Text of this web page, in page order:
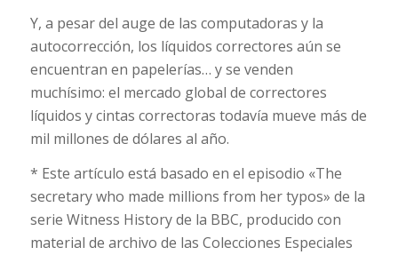
Y, a pesar del auge de las computadoras y la
autocorrección, los líquidos correctores aún se
encuentran en papelerías… y se venden
muchísimo: el mercado global de correctores
líquidos y cintas correctoras todavía mueve más de
mil millones de dólares al año.
* Este artículo está basado en el episodio «The
secretary who made millions from her typos» de la
serie Witness History de la BBC, producido con
material de archivo de las Colecciones Especiales